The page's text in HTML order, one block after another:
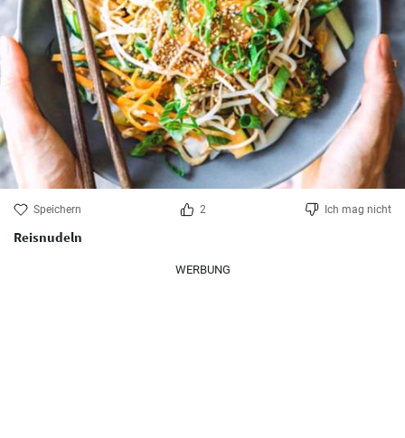
Speichern 2 Ich mag nicht
Reisnudeln
WERBUNG